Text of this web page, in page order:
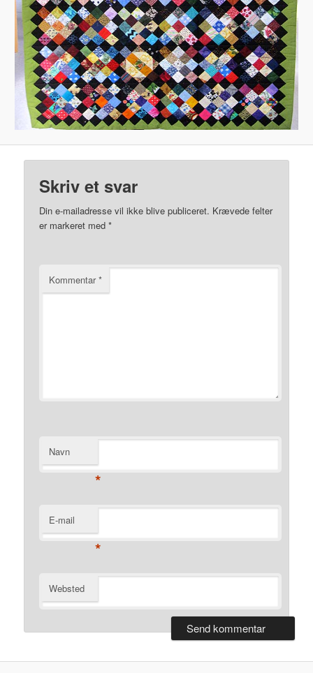
Skriv et svar
Din e-mailadresse vil ikke blive publiceret. Krævede felter
er markeret med*
Kommentar*
Navn
*
E-mail
*
Websted